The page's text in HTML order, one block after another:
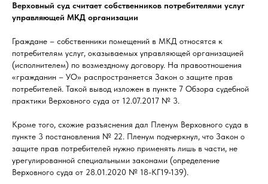
Верховный суд считает собственников потребителями услуг
управляющей МКД организации
Граждане – собственники помещений в МКД относятся к
потребителям услуг, оказываемых управляющей организацией
(исполнителем) по возмездному договору. На правоотношения
«гражданин – УО» распространяется Закон о защите прав
потребителей. Такой вывод изложен в пункте 7 Обзора судебной
практики Верховного суда от 12.07.2017 № 3.
Кроме того, схожие разъяснения дал Пленум Верховного суда в
пункте 3 постановления № 22. Пленум подчеркнул, что Закон о
защите прав потребителей нужно применять лишь в части, не
урегулированной специальными законами (определение
Верховного суда от 28.01.2020 № 18-КГ19-139).